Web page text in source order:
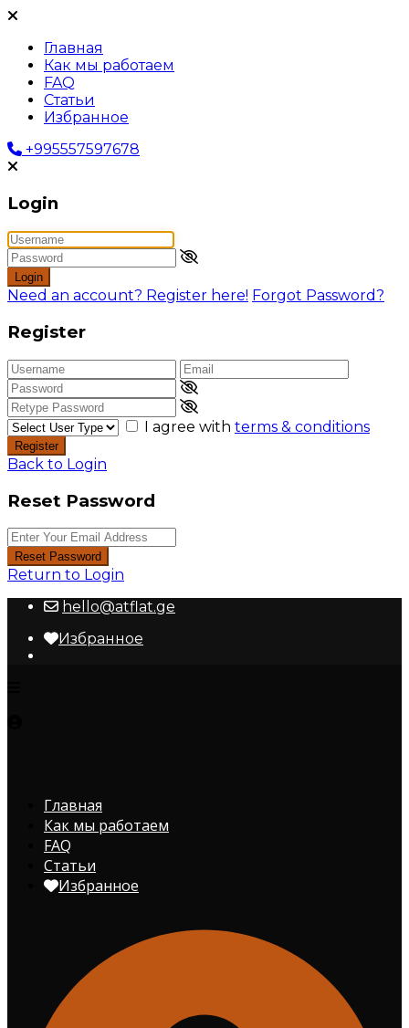
Главная
Как мы работаем
FAQ
Статьи
Избранное
+995557597678
Login
Login
Need an account? Register here! Forgot Password?
Register
I agree with terms & conditions
Register
Back to Login
Reset Password
Reset Password
Return to Login
hello@atflat.ge
Избранное
Главная
Как мы работаем
FAQ
Статьи
Избранное